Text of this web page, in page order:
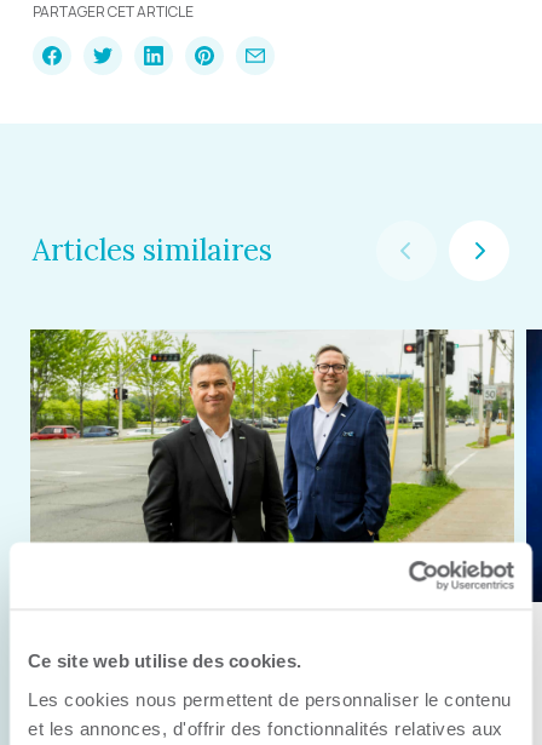
Ce site web utilise des cookies.
Les cookies nous permettent de personnaliser le contenu
et les annonces, d'offrir des fonctionnalités relatives aux
PARTAGER CET ARTICLE
Articles similaires
Anick Métivier devient le nouveau
président de la CCI3R